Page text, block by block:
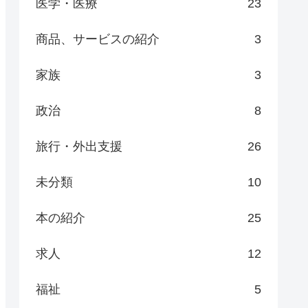
医学・医療 23
商品、サービスの紹介 3
家族 3
政治 8
旅行・外出支援 26
未分類 10
本の紹介 25
求人 12
福祉 5